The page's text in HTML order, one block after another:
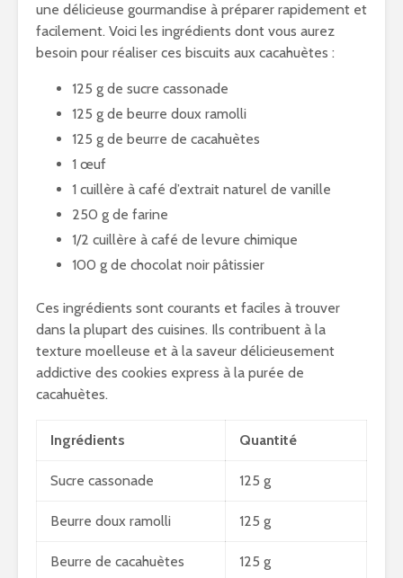
une délicieuse gourmandise à préparer rapidement et
facilement. Voici les ingrédients dont vous aurez
besoin pour réaliser ces biscuits aux cacahuètes :
125 g de sucre cassonade
125 g de beurre doux ramolli
125 g de beurre de cacahuètes
1 œuf
1 cuillère à café d’extrait naturel de vanille
250 g de farine
1/2 cuillère à café de levure chimique
100 g de chocolat noir pâtissier
Ces ingrédients sont courants et faciles à trouver
dans la plupart des cuisines. Ils contribuent à la
texture moelleuse et à la saveur délicieusement
addictive des cookies express à la purée de
cacahuètes.
Ingrédients Quantité
Sucre cassonade 125 g
Beurre doux ramolli 125 g
Beurre de cacahuètes 125 g